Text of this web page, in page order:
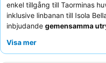
enkel tillgång till Taorminas
inklusive linbanan till Isola
inbjudande gemensamma
personalen och servicen
Visa mer